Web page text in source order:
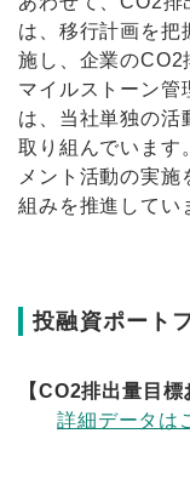
は、移行計画を把
施し、企業のCO2
マイルストーン管
は、当社単独の活
取り組んでいます
メント活動の実
組みを推進してい
投融資ポート
【CO2排出量目標
詳細データは